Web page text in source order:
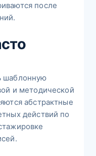
после
шаблонную
и методической
абстрактные
действий по